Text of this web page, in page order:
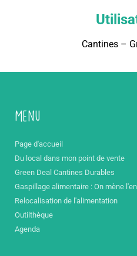
Cantines –
Menu
Page d'accueil
Du local dans mon point de vente
Green Deal Cantines Durables
Gaspillage alimentaire : On mène
Relocalisation de l'alimentation
Outilthèque
Agenda